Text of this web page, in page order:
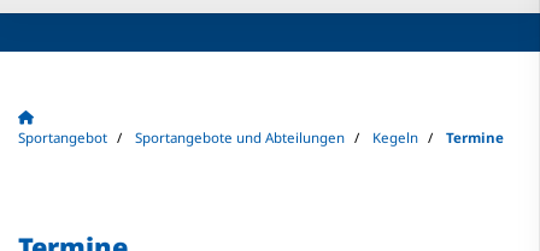
Sportangebot Sportangebote und Abteilungen Kegeln Termine